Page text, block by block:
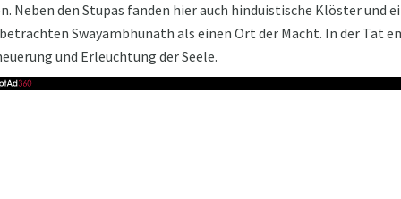
Neben den Stupas fanden hier auch hinduistische Klöster und
Swayambhunath als einen Ort der Macht. In der Tat
und Erleuchtung der Seele.